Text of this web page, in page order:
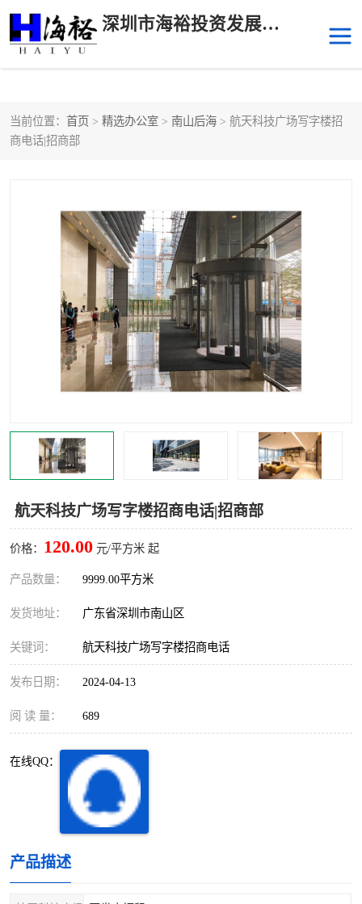
深圳市海裕投资发展有限公司
当前位置： 首页 > 精选办公室 > 南山后海 > 航天科技广场写字楼招
商电话|招商部
航天科技广场写字楼招商电话|招商部
价格： 120.00 元/平方米 起
产品数量： 9999.00平方米
发货地址： 广东省深圳市南山区
关键词： 航天科技广场写字楼招商电话
发布日期： 2024-04-13
阅 读 量： 689
在线QQ：
产品描述
后海
深圳湾科技生态园
福田中心区写字楼租赁 宝安中心区
深圳宝安 福田车公庙
罗湖水贝 南山南油
罗湖区
兴东 石岩
车公庙
中心区
南山区 西丽
深圳超级总部基地 后海
龙岗区